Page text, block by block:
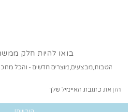
בואו להיות חלק
הטבות,מבצעים,מוצרים חדשים - והכל